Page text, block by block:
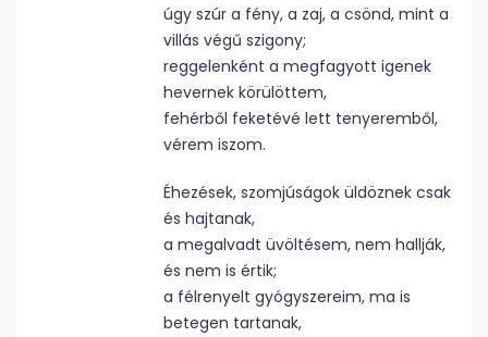
úgy szúr a fény, a zaj, a csönd, mint a
villás végű szigony;
reggelenként a megfagyott igenek
hevernek körülöttem,
fehérből feketévé lett tenyeremből,
vérem iszom.
Éhezések, szomjúságok üldöznek csak
és hajtanak,
a megalvadt üvöltésem, nem hallják,
és nem is értik;
a félrenyelt gyógyszereim, ma is
betegen tartanak,